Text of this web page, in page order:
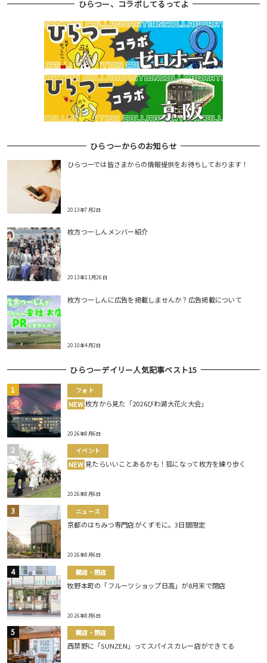
ひらつー、コラボしてるってよ
ひらつーからのお知らせ
ひらつーでは皆さまからの情報提供をお待ちしております！
2013年7月2日
枚方つーしんメンバー紹介
2013年11月26日
枚方つーしんに広告を掲載しませんか？広告掲載について
2010年4月2日
ひらつーデイリー人気記事ベスト15
フォト
NEW 枚方から見た「2026びわ湖大花火大会」
2026年8月6日
イベント
NEW 見たらいいことあるかも！狐になって枚方を練り歩く
2026年8月6日
ニュース
京都のはちみつ専門店がくずモに。3日間限定
2026年8月6日
開店・閉店
牧野本町の「フルーツショップ日高」が8月末で閉店
2026年8月6日
開店・閉店
西禁野に「SUNZEN」ってスパイスカレー店ができてる